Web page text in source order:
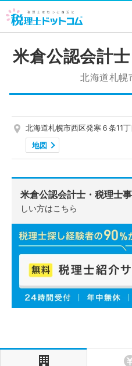
米倉公認会計
北海道札幌
北海道札幌市西区発寒６条11
地図
米倉公認会計士・税理士
しい方はこちら